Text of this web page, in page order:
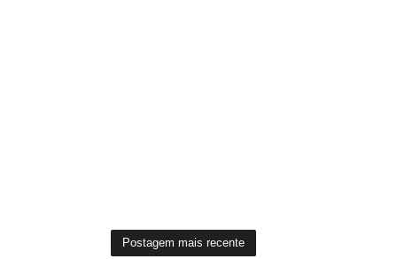
Postagem mais recente